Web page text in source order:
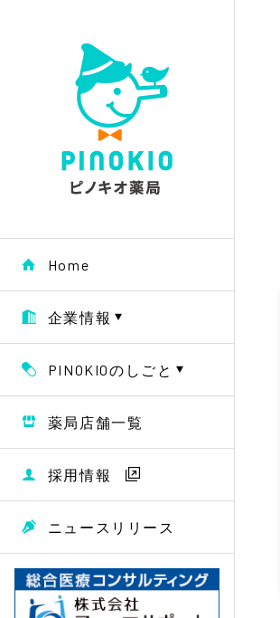
Home
企業情報
PINOKIOのしごと
薬局店舗一覧
採用情報
ニュースリリース